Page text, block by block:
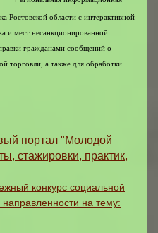
Ростовской области с интерактивной
и мест несанкционированной
гражданами сообщений о
торговли, а также для обработки
портал "Молодой
стажировки, практик,
конкурс социальной
на тему: